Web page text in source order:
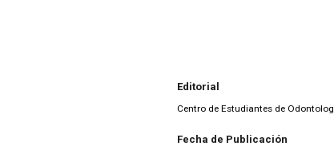
Editorial
Centro de Estudiantes de
Fecha de Publicación